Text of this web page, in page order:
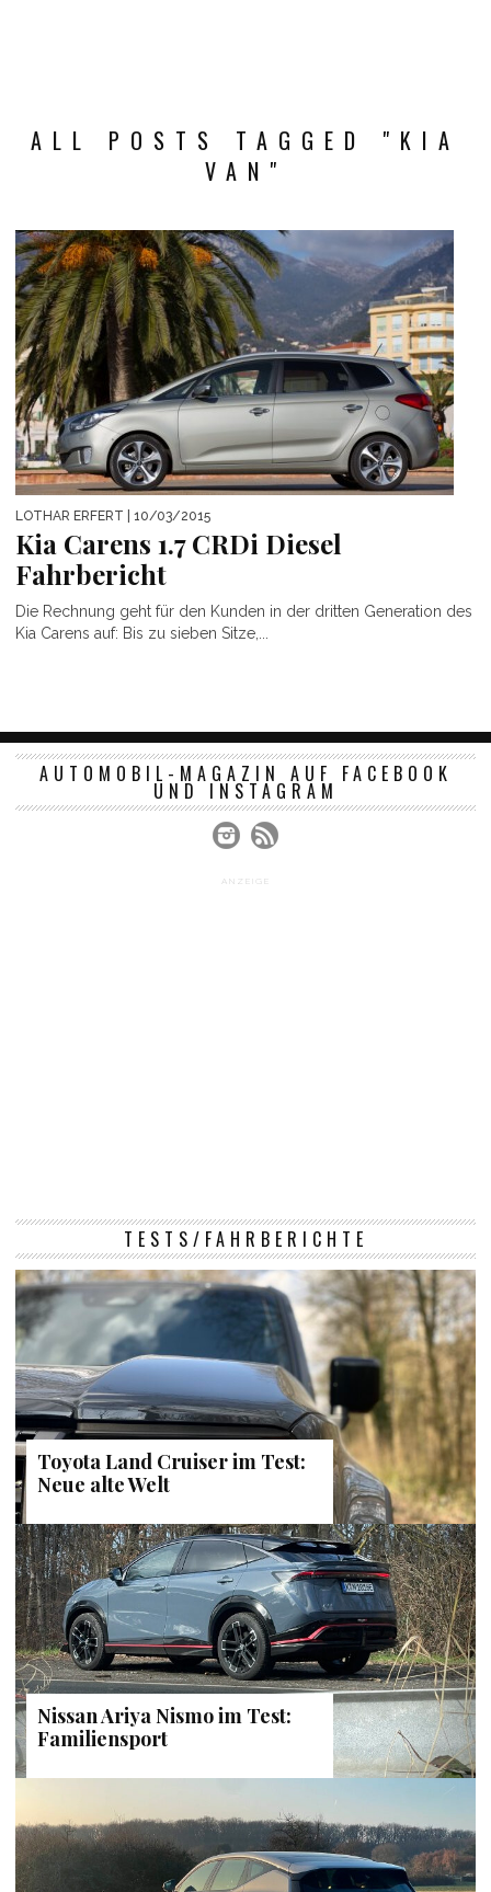
ALL POSTS TAGGED "KIA
VAN"
LOTHAR ERFERT | 10/03/2015
Kia Carens 1.7 CRDi Diesel
Fahrbericht
Die Rechnung geht für den Kunden in der dritten Generation des
Kia Carens auf: Bis zu sieben Sitze,...
AUTOMOBIL-MAGAZIN AUF FACEBOOK
UND INSTAGRAM
ANZEIGE
TESTS/FAHRBERICHTE
Toyota Land Cruiser im Test:
Neue alte Welt
Nissan Ariya Nismo im Test:
Familiensport